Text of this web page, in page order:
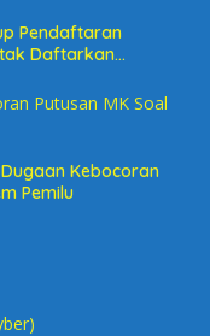
Pendaftaran
Daftarkan
Kebocoran
Pemilu